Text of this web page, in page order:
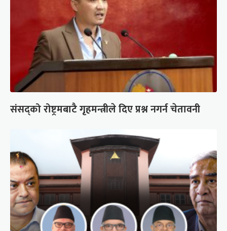
संसद्को रोष्ट्रमबाटै गृहमन्त्रीले दिए प्रश्न नगर्न चेतावनी